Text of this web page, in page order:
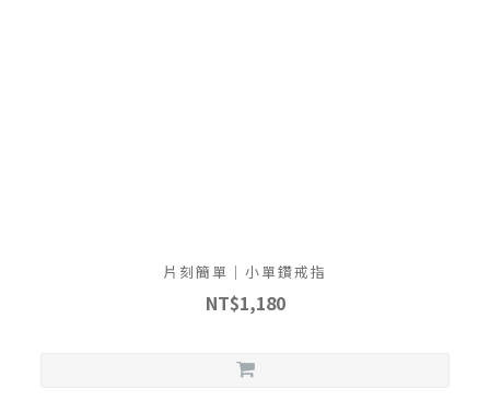
片刻簡單｜小單鑽戒指
NT$1,180